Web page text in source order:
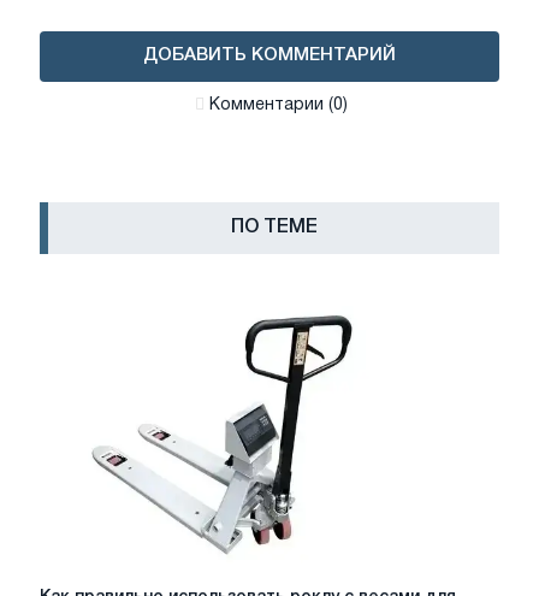
ДОБАВИТЬ КОММЕНТАРИЙ
Комментарии (0)
ПО ТЕМЕ
Как